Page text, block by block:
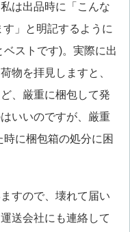
は出品時に「こんな
」と明記するように
ストです)。実際に出
物を拝見しますと、
、厳重に梱包して発
いいのですが、厳重
に梱包箱の処分に困
すので、壊れて届い
送会社にも連絡して